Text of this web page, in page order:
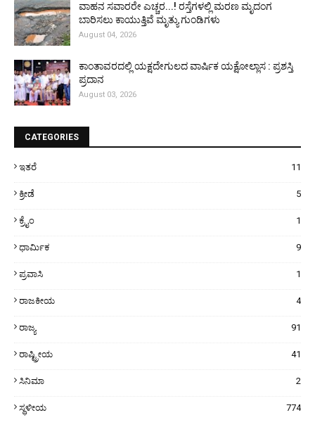
ವಾಹನ ಸವಾರರೇ ಎಚ್ಚರ...! ರಸ್ತೆಗಳಲ್ಲಿ ಮರಣ ಮೃದಂಗ
ಬಾರಿಸಲು ಕಾಯುತ್ತಿವೆ ಮೃತ್ಯು ಗುಂಡಿಗಳು
August 04, 2026
ಕಾಂತಾವರದಲ್ಲಿ ಯಕ್ಷದೇಗುಲದ ವಾರ್ಷಿಕ ಯಕ್ಷೋಲ್ಲಾಸ : ಪ್ರಶಸ್ತಿ
ಪ್ರದಾನ
August 03, 2026
CATEGORIES
ಇತರೆ 11
ಕ್ರೀಡೆ 5
ಕ್ರೈಂ 1
ಧಾರ್ಮಿಕ 9
ಪ್ರವಾಸಿ 1
ರಾಜಕೀಯ 4
ರಾಜ್ಯ 91
ರಾಷ್ಟ್ರೀಯ 41
ಸಿನಿಮಾ 2
ಸ್ಥಳೀಯ 774